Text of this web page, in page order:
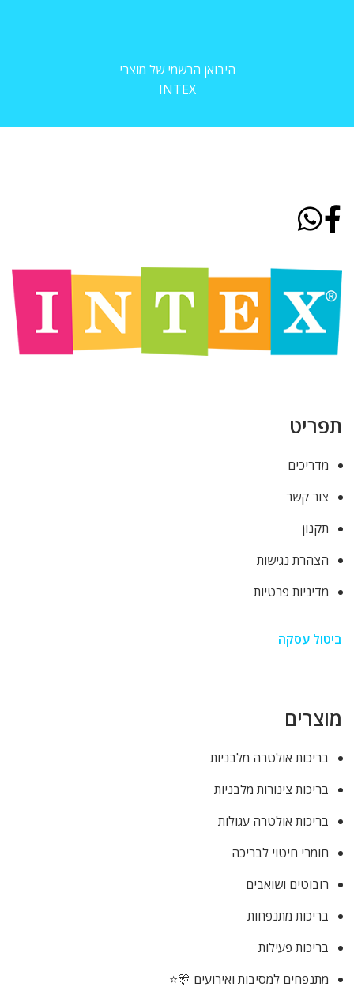
היבואן הרשמי של מוצרי
INTEX
תפריט
מדריכים
צור קשר
תקנון
הצהרת נגישות
מדיניות פרטיות
ביטול עסקה
מוצרים
בריכות אולטרה מלבניות
בריכות צינורות מלבניות
בריכות אולטרה עגולות
חומרי חיטוי לבריכה
רובוטים ושואבים
בריכות מתנפחות
בריכות פעילות
מתנפחים למסיבות ואירועים 🎊⭐